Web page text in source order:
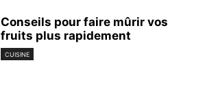
Conseils pour faire mûrir vos
fruits plus rapidement
CUISINE